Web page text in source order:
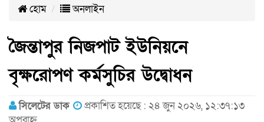
হোম অনলাইন
জৈন্তাপুর নিজপাট ইউনিয়নে
বৃক্ষরোপণ কর্মসুচির উদ্বোধন
সিলেটের ডাক
প্রকাশিত হয়েছে : ২৪ জুন ২০২৬, ১২:৩৭:১৩